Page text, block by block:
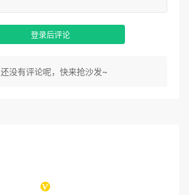
登录后评论
还没有评论呢，快来抢沙发~